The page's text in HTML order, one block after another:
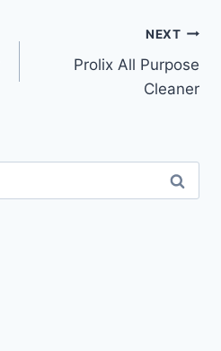
NEXT
Prolix All Purpose
Cleaner